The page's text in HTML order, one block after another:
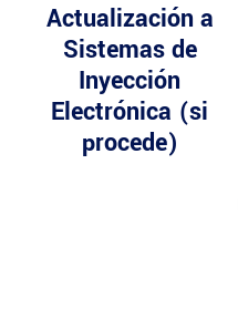
Actualización a
Sistemas de
Inyección
Electrónica (si
procede)